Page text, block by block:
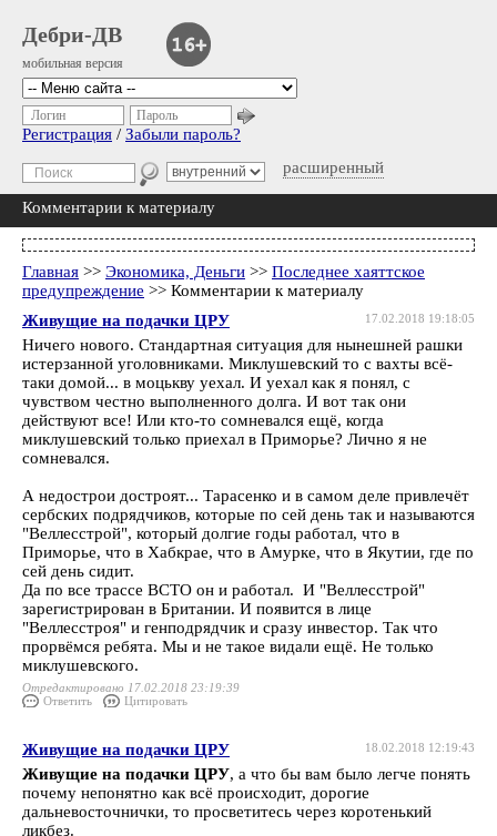
Дебри-ДВ
мобильная версия
расширенный
Логин Пароль
Регистрация / Забыли пароль?
Комментарии к материалу
Главная >> Экономика, Деньги >> Последнее хаяттское
предупреждение >> Комментарии к материалу
17.02.2018 19:18:05
Живущие на подачки ЦРУ
Ничего нового. Стандартная ситуация для нынешней рашки
истерзанной уголовниками. Миклушевский то с вахты всё-
таки домой... в моцькву уехал. И уехал как я понял, с
чувством честно выполненного долга. И вот так они
действуют все! Или кто-то сомневался ещё, когда
миклушевский только приехал в Приморье? Лично я не
сомневался.
А недострои достроят... Тарасенко и в самом деле привлечёт
сербских подрядчиков, которые по сей день так и называются
"Веллесстрой", который долгие годы работал, что в
Приморье, что в Хабкрае, что в Амурке, что в Якутии, где по
сей день сидит.
Да по все трассе ВСТО он и работал. И "Веллесстрой"
зарегистрирован в Британии. И появится в лице
"Веллесстроя" и генподрядчик и сразу инвестор. Так что
прорвёмся ребята. Мы и не такое видали ещё. Не только
миклушевского.
Отредактировано 17.02.2018 23:19:39
Ответить
Цитировать
18.02.2018 12:19:43
Живущие на подачки ЦРУ
Живущие на подачки ЦРУ, а что бы вам было легче понять
почему непонятно как всё происходит, дорогие
дальневосточнички, то просветитесь через коротенький
ликбез.